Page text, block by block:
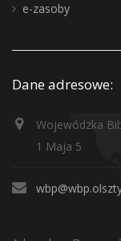
e-zasoby
Dane adresowe:
Wojewódzka
1 Maja 5